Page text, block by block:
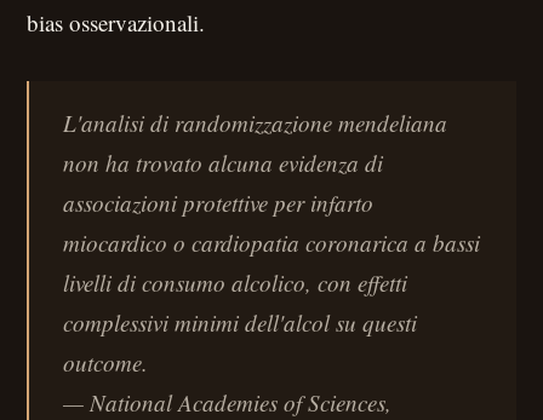
bias osservazionali.
L'analisi di randomizzazione mendeliana
non ha trovato alcuna evidenza di
associazioni protettive per infarto
miocardico o cardiopatia coronarica a bassi
livelli di consumo alcolico, con effetti
complessivi minimi dell'alcol su questi
outcome.
— National Academies of Sciences,